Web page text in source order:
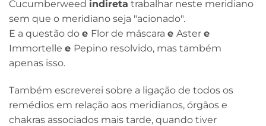
Cucumberweed indireta trabalhar neste meridiano
sem que o meridiano seja "acionado".
E a questão do e Flor de máscara e Aster e
Immortelle e Pepino resolvido, mas também
apenas isso.
Também escreverei sobre a ligação de todos os
remédios em relação aos meridianos, órgãos e
chakras associados mais tarde, quando tiver